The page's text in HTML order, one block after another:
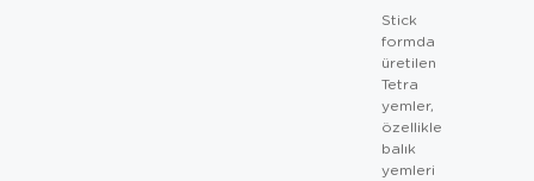
Stick
formda
üretilen
Tetra
yemler,
özellikle
balık
yemleri